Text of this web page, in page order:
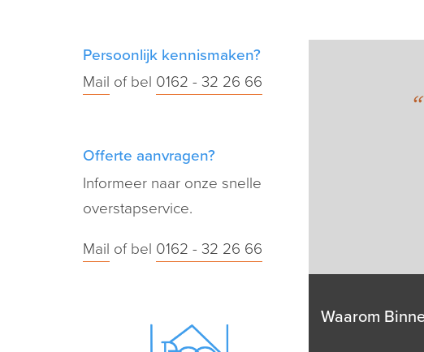
Persoonlijk kennismaken?
Mail of bel 0162 - 32 26 66
Offerte aanvragen?
Informeer naar onze snelle
overstapservice.
Mail of bel 0162 - 32 26 66
Waarom